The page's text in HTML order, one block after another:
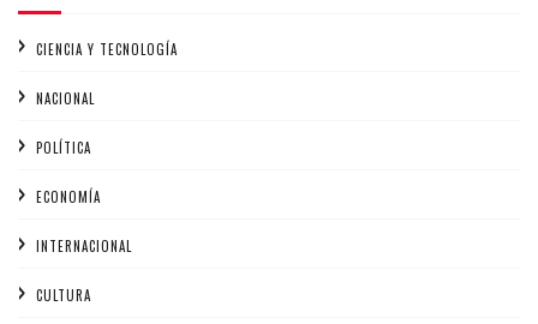
CIENCIA Y TECNOLOGÍA
NACIONAL
POLÍTICA
ECONOMÍA
INTERNACIONAL
CULTURA